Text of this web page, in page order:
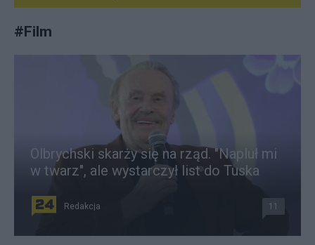
#Film
Olbrychski skarży się na rząd. "Napluł mi
w twarz", ale wystarczył list do Tuska
Redakcja 11